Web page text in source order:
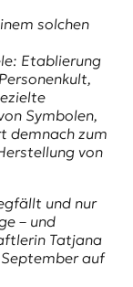
solchen
Etablierung
Symbolen,
demnach zum
von
und nur
– und
Tatjana
auf